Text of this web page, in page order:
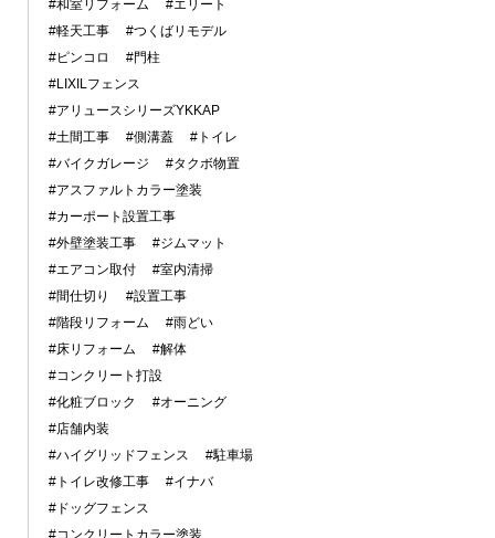
#和室リフォーム
#エリート
#軽天工事
#つくばリモデル
#ピンコロ
#門柱
#LIXILフェンス
#アリュースシリーズYKKAP
#土間工事
#側溝蓋
#トイレ
#バイクガレージ
#タクボ物置
#アスファルトカラー塗装
#カーポート設置工事
#外壁塗装工事
#ジムマット
#エアコン取付
#室内清掃
#間仕切り
#設置工事
#階段リフォーム
#雨どい
#床リフォーム
#解体
#コンクリート打設
#化粧ブロック
#オーニング
#店舗内装
#ハイグリッドフェンス
#駐車場
#トイレ改修工事
#イナバ
#ドッグフェンス
#コンクリートカラー塗装